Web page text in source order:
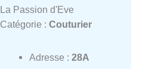
La Passion d'Eve
Catégorie : Couturier
Adresse : 28A